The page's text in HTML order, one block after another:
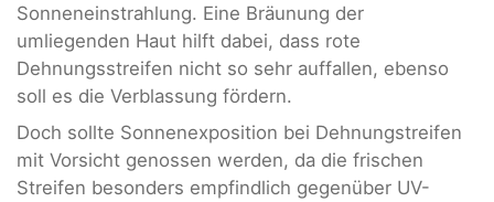
Sonneneinstrahlung. Eine Bräunung der
umliegenden Haut hilft dabei, dass rote
Dehnungsstreifen nicht so sehr auffallen, ebenso
soll es die Verblassung fördern.
Doch sollte Sonnenexposition bei Dehnungstreifen
mit Vorsicht genossen werden, da die frischen
Streifen besonders empfindlich gegenüber UV-